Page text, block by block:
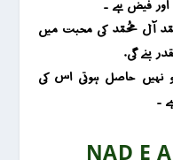
فیض ہے ۔
آل محمد کی محبت میں
بنے گی.
نہیں حاصل ہوتی اس کی
۔
NAD E